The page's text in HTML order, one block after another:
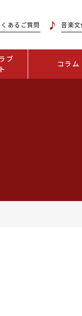
くあるご質問 音楽
ブ
コラム